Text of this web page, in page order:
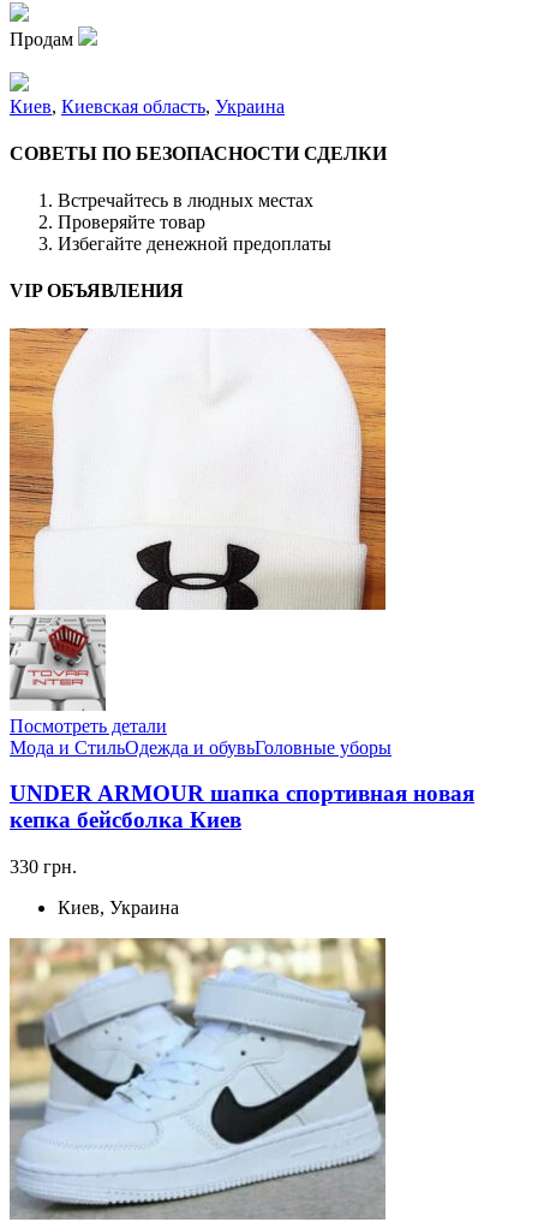
Продам
Киев, Киевская область, Украина
СОВЕТЫ ПО БЕЗОПАСНОСТИ СДЕЛКИ
Встречайтесь в людных местах
Проверяйте товар
Избегайте денежной предоплаты
VIP ОБЪЯВЛЕНИЯ
Посмотреть детали
Мода и СтильОдежда и обувьГоловные уборы
UNDER ARMOUR шапка спортивная новая
кепка бейсболка Киев
330 грн.
Киев, Украина